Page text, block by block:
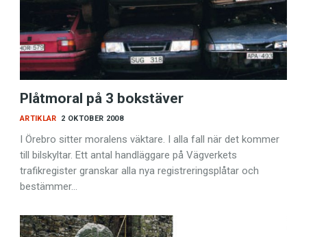
Plåtmoral på 3 bokstäver
2 OKTOBER 2008
ARTIKLAR
I Örebro sitter moralens väktare. I alla fall när det kommer
till bilskyltar. Ett antal handläggare på Vägverkets
trafikregister granskar alla nya registreringsplåtar och
bestämmer…